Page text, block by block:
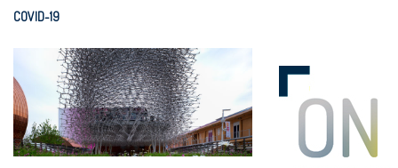
COVID-19